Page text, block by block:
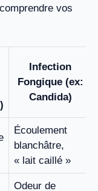
vos
Infection
Fongique (ex:
Candida)
Écoulement
blanchâtre,
« lait caillé »
Odeur de